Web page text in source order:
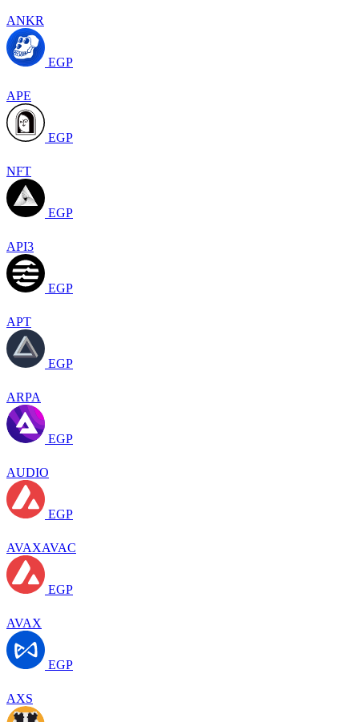
ANKR
EGP
APE
EGP
NFT
EGP
API3
EGP
APT
EGP
ARPA
EGP
AUDIO
EGP
AVAXAVAC
EGP
AVAX
EGP
AXS